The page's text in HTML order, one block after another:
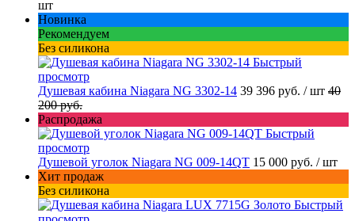
шт
Новинка
Рекомендуем
Без силикона
Быстрый
просмотр
Душевая кабина Niagara NG 3302-14 39 396 руб. / шт 40
200 руб.
Распродажа
Быстрый
просмотр
Душевой уголок Niagara NG 009-14QT 15 000 руб. / шт
Хит продаж
Без силикона
Быстрый